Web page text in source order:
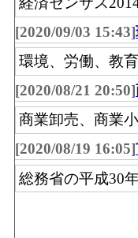
建築鉱物金属材
売業(建築材料
資源)」 を営む
建築鉱物金属
等卸売業(建築
再生資源)」 の
機械器具･年間
器具、自動車
[2020/09/03 15:43]
環境、労働、教
[2020/08/21 20:50]
商業卸売、商業
[2020/08/19 16:05]
総務省の平成30